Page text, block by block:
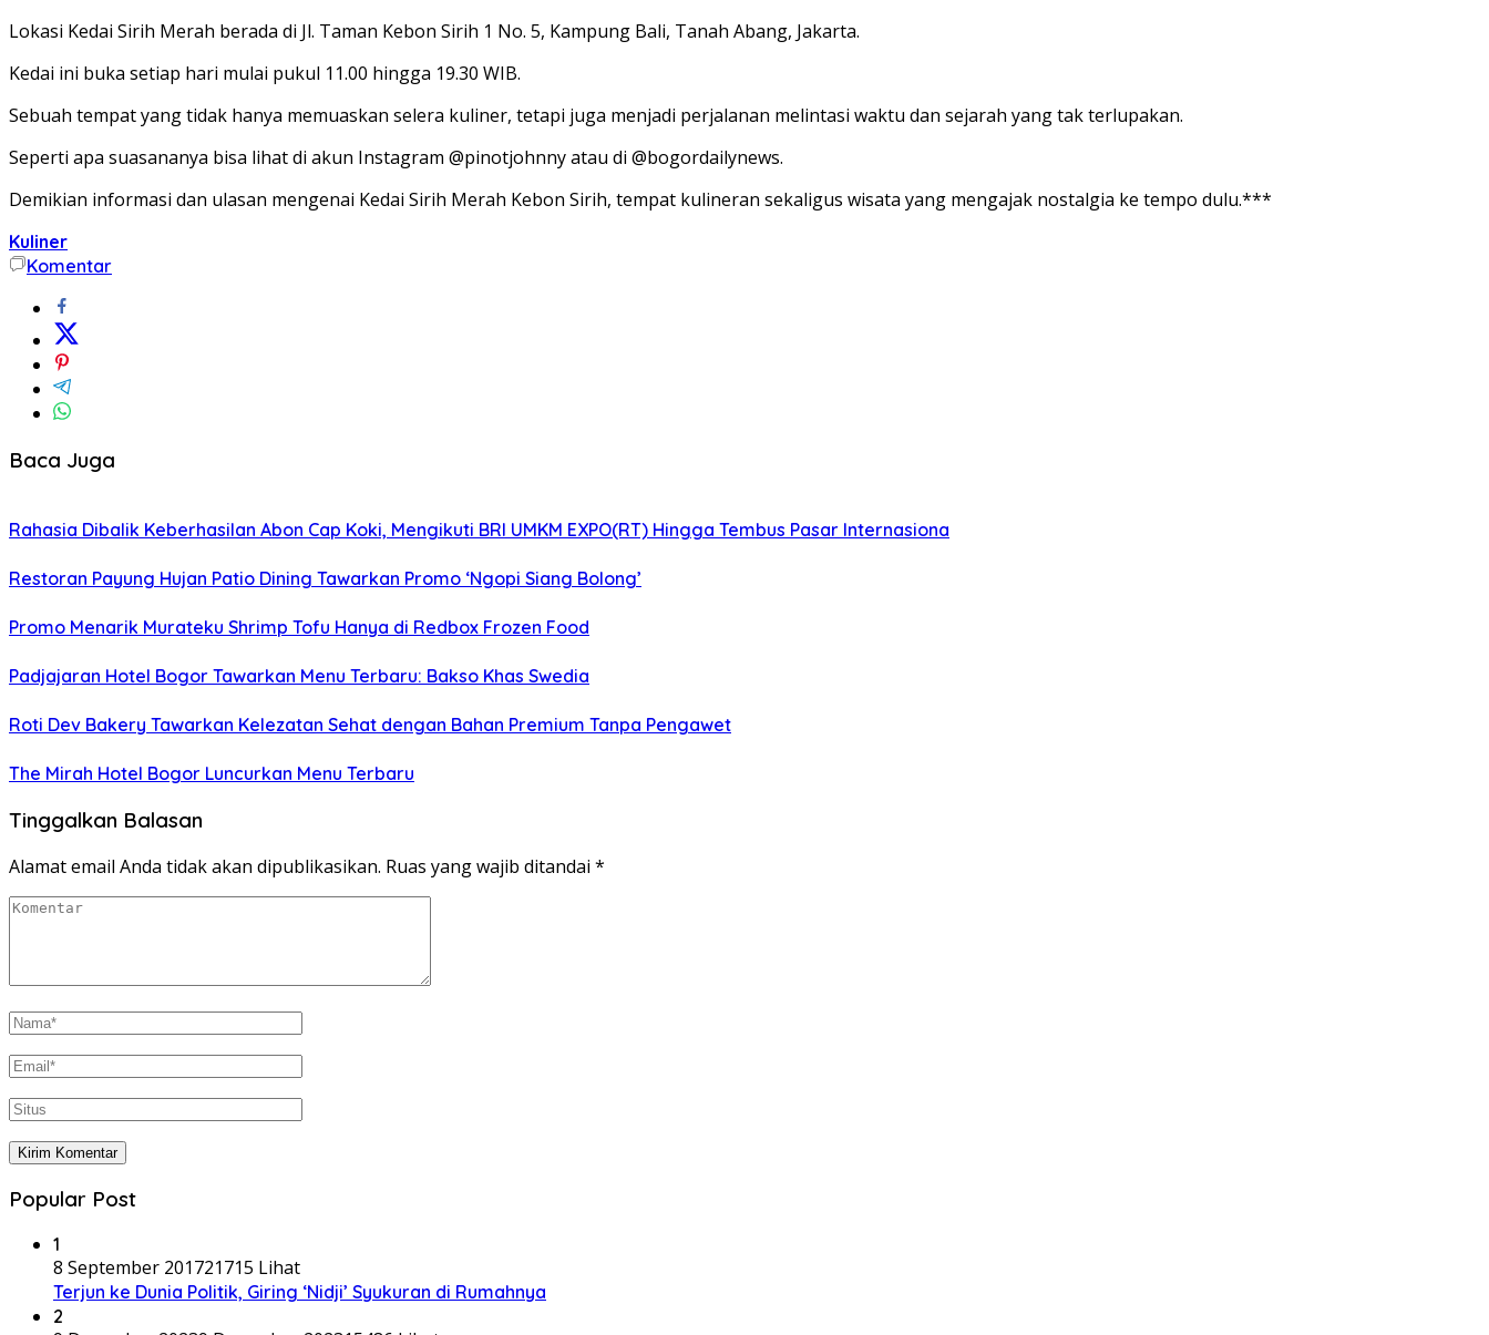
Lokasi Kedai Sirih Merah berada di Jl. Taman Kebon Sirih 1 No. 5, Kampung Bali, Tanah Abang, Jakarta.
Kedai ini buka setiap hari mulai pukul 11.00 hingga 19.30 WIB.
Sebuah tempat yang tidak hanya memuaskan selera kuliner, tetapi juga menjadi perjalanan melintasi waktu dan sejarah yang tak terlupakan.
Seperti apa suasananya bisa lihat di akun Instagram @pinotjohnny atau di @bogordailynews.
Demikian informasi dan ulasan mengenai Kedai Sirih Merah Kebon Sirih, tempat kulineran sekaligus wisata yang mengajak nostalgia ke tempo dulu.***
Kuliner
Komentar
Baca Juga
Rahasia Dibalik Keberhasilan Abon Cap Koki, Mengikuti BRI UMKM EXPO(RT) Hingga Tembus Pasar Internasiona
Restoran Payung Hujan Patio Dining Tawarkan Promo ‘Ngopi Siang Bolong’
Promo Menarik Murateku Shrimp Tofu Hanya di Redbox Frozen Food
Padjajaran Hotel Bogor Tawarkan Menu Terbaru: Bakso Khas Swedia
Roti Dev Bakery Tawarkan Kelezatan Sehat dengan Bahan Premium Tanpa Pengawet
The Mirah Hotel Bogor Luncurkan Menu Terbaru
Tinggalkan Balasan
Alamat email Anda tidak akan dipublikasikan. Ruas yang wajib ditandai *
Popular Post
1
8 September 201721715 Lihat
Terjun ke Dunia Politik, Giring ‘Nidji’ Syukuran di Rumahnya
2